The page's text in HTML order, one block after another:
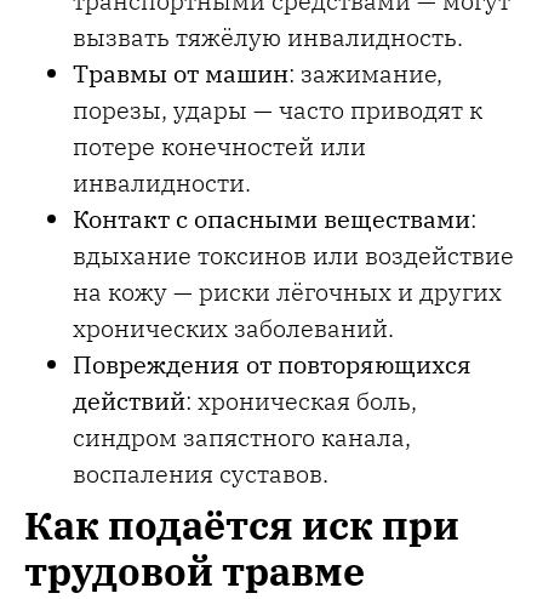
вызвать тяжёлую инвалидность.
Травмы от машин: зажимание,
порезы, удары — часто приводят к
потере конечностей или
инвалидности.
Контакт с опасными веществами:
вдыхание токсинов или воздействие
на кожу — риски лёгочных и других
хронических заболеваний.
Повреждения от повторяющихся
действий: хроническая боль,
синдром запястного канала,
воспаления суставов.
Как подаётся иск при
трудовой травме